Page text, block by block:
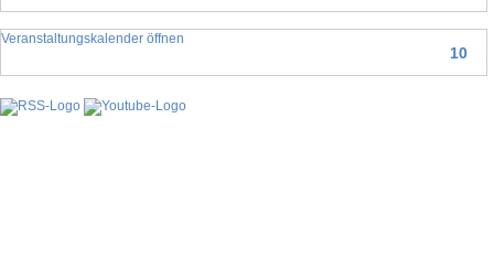
10
Veranstaltungskalender öffnen